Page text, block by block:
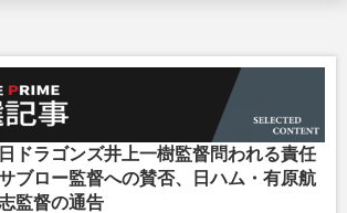
ドラゴンズ井上一樹監督問われる責任
ブロー監督への賛否、日ハム・有原航
監督の通告